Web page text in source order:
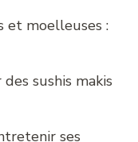
et moelleuses :
sushis makis
ses